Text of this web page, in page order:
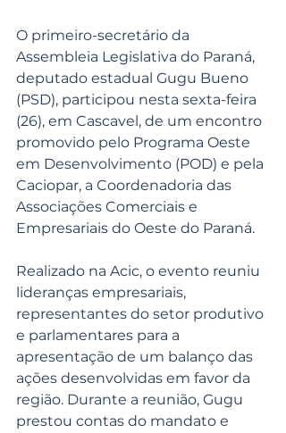
O primeiro-secretário da
Assembleia Legislativa do Paraná,
deputado estadual Gugu Bueno
(PSD), participou nesta sexta-feira
(26), em Cascavel, de um encontro
promovido pelo Programa Oeste
em Desenvolvimento (POD) e pela
Caciopar, a Coordenadoria das
Associações Comerciais e
Empresariais do Oeste do Paraná.
Realizado na Acic, o evento reuniu
lideranças empresariais,
representantes do setor produtivo
e parlamentares para a
apresentação de um balanço das
ações desenvolvidas em favor da
região. Durante a reunião, Gugu
prestou contas do mandato e